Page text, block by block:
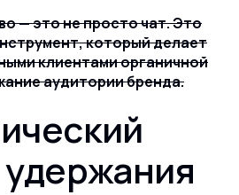
— это не просто чат. Это
который делает
клиентами органичной
аудитории бренда.